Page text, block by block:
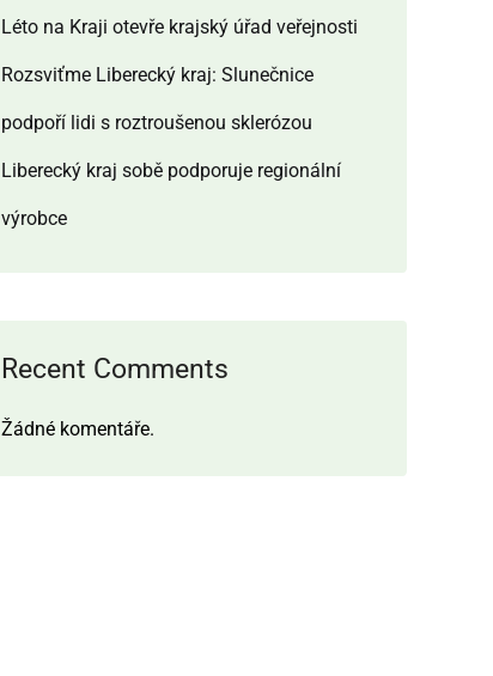
Léto na Kraji otevře krajský úřad veřejnosti
Rozsviťme Liberecký kraj: Slunečnice
podpoří lidi s roztroušenou sklerózou
Liberecký kraj sobě podporuje regionální
výrobce
Recent Comments
Žádné komentáře.